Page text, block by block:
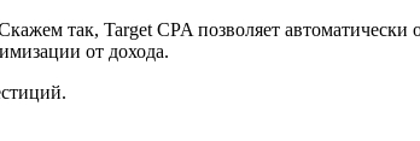
так, Target CPA позволяет
от дохода.